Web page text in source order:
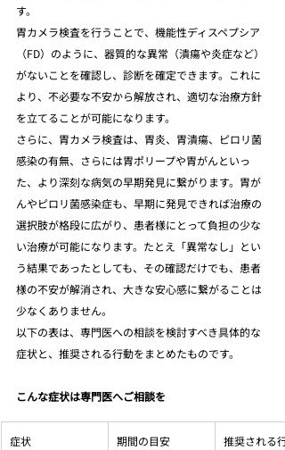
す。
胃カメラ検査を行うことで、機能性ディスペプシア
（FD）のように、器質的な異常（潰瘍や炎症など）
がないことを確認し、診断を確定できます。これに
より、不必要な不安から解放され、適切な治療方針
を立てることが可能になります。
さらに、胃カメラ検査は、胃炎、胃潰瘍、ピロリ菌
感染の有無、さらには胃ポリープや胃がんといっ
た、より深刻な病気の早期発見に繋がります。胃が
んやピロリ菌感染症も、早期に発見できれば治療の
選択肢が格段に広がり、患者様にとって負担の少な
い治療が可能になります。たとえ「異常なし」とい
う結果であったとしても、その確認だけでも、患者
様の不安が解消され、大きな安心感に繋がることは
少なくありません。
以下の表は、専門医への相談を検討すべき具体的な
症状と、推奨される行動をまとめたものです。
こんな症状は専門医へご相談を
症状 期間の目安 推奨される行